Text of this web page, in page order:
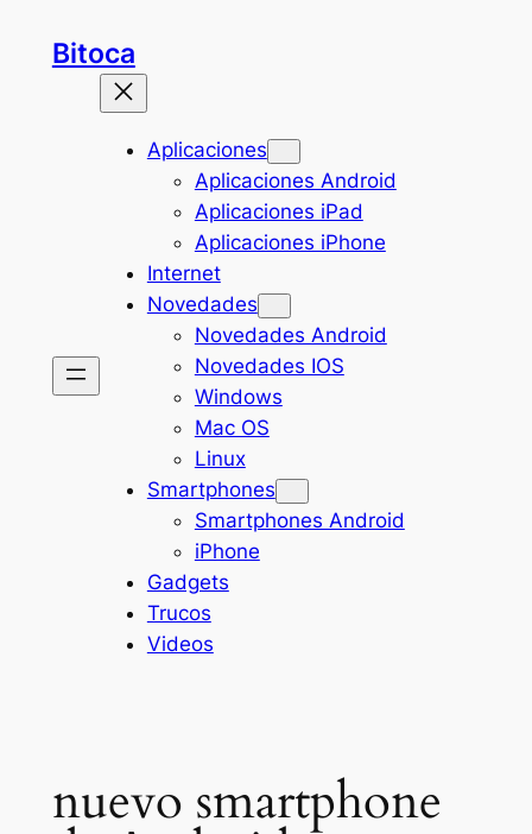
Bitoca
Aplicaciones
Aplicaciones Android
Aplicaciones iPad
Aplicaciones iPhone
Internet
Novedades
Novedades Android
Novedades IOS
Windows
Mac OS
Linux
Smartphones
Smartphones Android
iPhone
Gadgets
Trucos
Videos
nuevo smartphone